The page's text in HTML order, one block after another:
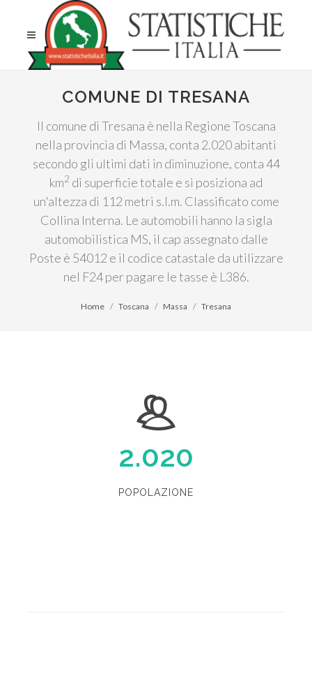
COMUNE DI TRESANA
Il comune di Tresana è nella Regione Toscana
nella provincia di Massa, conta 2.020 abitanti
secondo gli ultimi dati in diminuzione, conta 44
km2 di superficie totale e si posiziona ad
un'altezza di 112 metri s.l.m. Classificato come
Collina Interna. Le automobili hanno la sigla
automobilistica MS, il cap assegnato dalle
Poste è 54012 e il codice catastale da utilizzare
nel F24 per pagare le tasse è L386.
Home Toscana Massa Tresana
2.020
POPOLAZIONE